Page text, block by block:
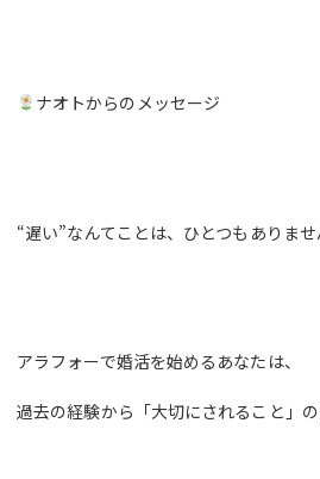
ナオトからのメッセージ
“遅い”なんてことは、ひとつもありませ
アラフォーで婚活を始めるあなたは、
過去の経験から「大切にされること」の